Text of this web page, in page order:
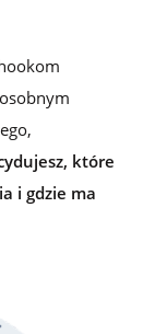
które
i gdzie ma